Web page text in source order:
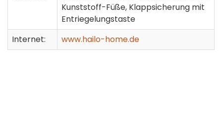
Kunststoff-Füße, Klappsicherung mit
Entriegelungstaste
Internet:
www.hailo-home.de